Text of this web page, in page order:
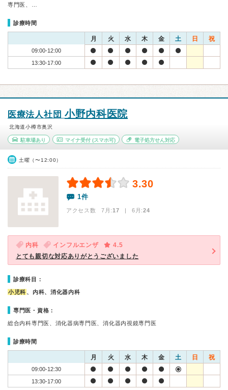
専門医、…
診療時間
月 火 水 木 金 土 日 祝
09:00-12:00
13:30-17:00
医療法人社団 小野内科医院
北海道小樽市奥沢
駐車場あり マイナ受付(スマホ可) 電子処方せん対応
土曜（〜12:00）
3.30
1件
アクセス数 7月:17 | 6月:24
内科 インフルエンザ
4.5
とても親切な対応ありがとうございました
診療科目：
小児科 、内科、消化器内科
専門医・資格：
総合内科専門医、消化器病専門医、消化器内視鏡専門医
診療時間
月 火 水 木 金 土 日 祝
09:00-12:30
13:30-17:00